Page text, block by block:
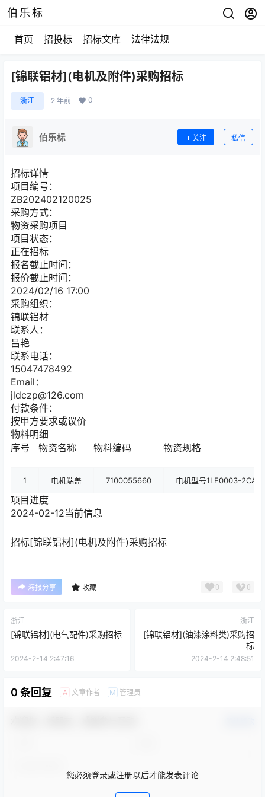
伯乐标
首页 招投标 招标文库 法律法规
[锦联铝材](电机及附件)采购招标
浙江 2 年前 0
伯乐标 关注 私信
招标详情
项目编号：
ZB202402120025
采购方式：
物资采购项目
项目状态：
正在招标
报名截止时间：
报价截止时间：
2024/02/16 17:00
采购组织：
锦联铝材
联系人：
吕艳
联系电话：
15047478492
Email：
jldczp@126.com
付款条件：
按甲方要求或议价
物料明细
序号
物资名称 物料编码 物资规格
1 电机端盖 7100055660 电机型号1LE0003-
项目进度
2024-02-12当前信息
招标[锦联铝材](电机及附件)采购招标
海报分享 收藏 0 0
浙江
[锦联铝材](电气配件)采购招标
2024-2-14 2:47:16
浙江
[锦联铝材](油漆涂料类)采购招
标
2024-2-14 2:48:51
0 条回复 A 文章作者 M 管理员
您必须登录或注册以后才能发表评论